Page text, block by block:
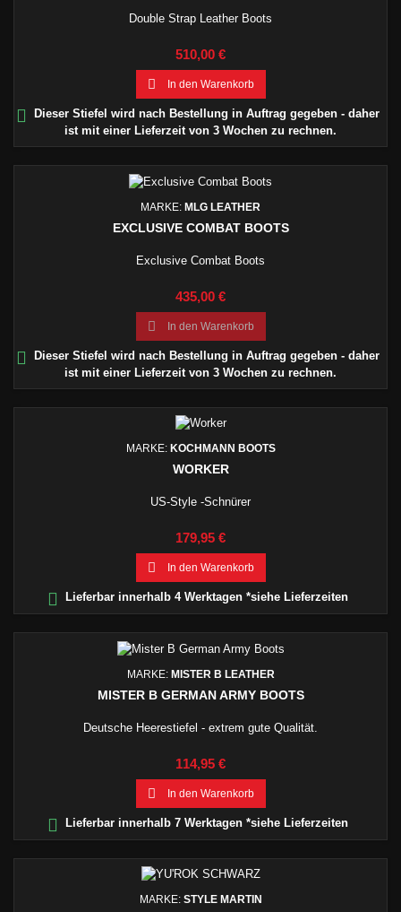
Double Strap Leather Boots
Preis
510,00 €
 In den Warenkorb

Dieser Stiefel wird nach Bestellung in Auftrag gegeben - daher
ist mit einer Lieferzeit von 3 Wochen zu rechnen.
MARKE: MLG LEATHER
EXCLUSIVE COMBAT BOOTS
Exclusive Combat Boots
Preis
435,00 €
 In den Warenkorb

Dieser Stiefel wird nach Bestellung in Auftrag gegeben - daher
ist mit einer Lieferzeit von 3 Wochen zu rechnen.
MARKE: KOCHMANN BOOTS
WORKER
US-Style -Schnürer
Preis
179,95 €
 In den Warenkorb
 Lieferbar innerhalb 4 Werktagen *siehe Lieferzeiten
MARKE: MISTER B LEATHER
MISTER B GERMAN ARMY BOOTS
Deutsche Heerestiefel - extrem gute Qualität.
Preis
114,95 €
 In den Warenkorb
 Lieferbar innerhalb 7 Werktagen *siehe Lieferzeiten
MARKE: STYLE MARTIN